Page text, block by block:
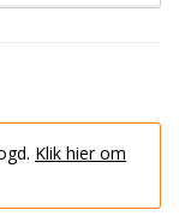
Klik hier om